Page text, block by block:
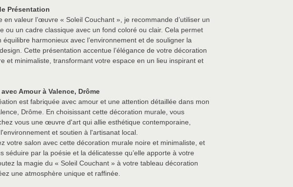
Présentation
en valeur l’œuvre « Soleil Couchant », je recommande d’utiliser un
ou un cadre classique avec un fond coloré ou clair. Cela permet
équilibre harmonieux avec l’environnement et de souligner la
Cette présentation accentue l’élégance de votre décoration
et minimaliste, transformant votre espace en un lieu inspirant et
Amour à Valence, Drôme
est fabriquée avec amour et une attention détaillée dans mon
Drôme. En choisissant cette décoration murale, vous
vous une œuvre d'art qui allie esthétique contemporaine,
et soutien à l'artisanat local.
votre salon avec cette décoration murale noire et minimaliste, et
séduire par la poésie et la délicatesse qu’elle apporte à votre
la magie du « Soleil Couchant » à votre tableau décoration
une atmosphère unique et raffinée.